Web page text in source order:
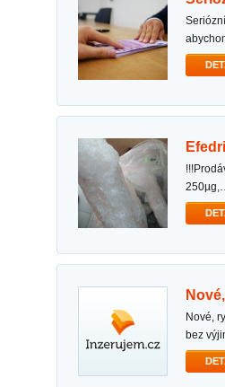
seriózní a rychlá nabídka půjčky spolupracujeme s partnerskými bankami v několika zemích,
!!!prodáváme léky na předpis i bez něj!!! mdma, heroin, kokain, efedrin, ketamin, pervitin, lsd
nové, rychlé a bezpečné nabízíme rychlé a bezpečné půjčky. naše půjčky jsou dostupné všem
bez